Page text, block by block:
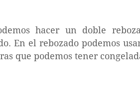
hacer un doble
En el rebozado podemos
que podemos tener